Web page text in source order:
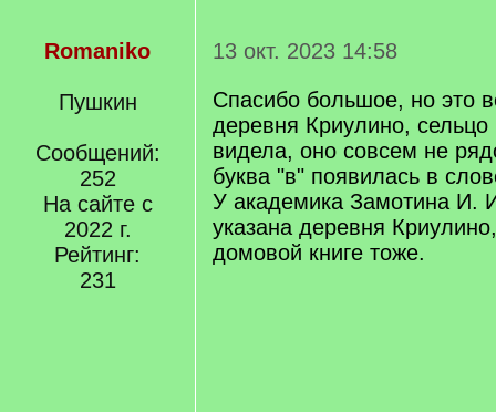
Romaniko
Пушкин
Сообщений:
252
На сайте с
2022 г.
Рейтинг:
231
13 окт. 2023 14:58
Спасибо большое, но это
деревня Криулино,
видела, оно совсем не
буква "в" появилась в
У академика Замотина И.
указана деревня
домовой книге тоже.